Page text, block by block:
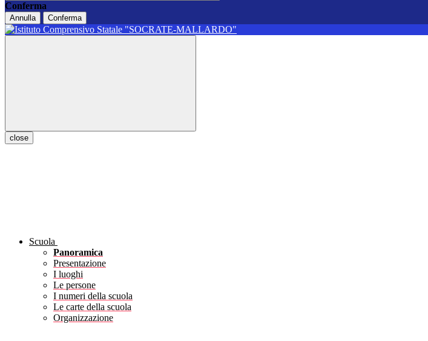
Conferma
Annulla Conferma
close
Scuola
Panoramica
Presentazione
I luoghi
Le persone
I numeri della scuola
Le carte della scuola
Organizzazione